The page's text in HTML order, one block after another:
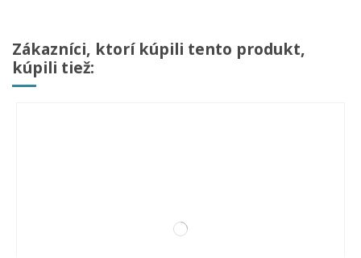
Zákazníci, ktorí kúpili tento produkt,
kúpili tiež: